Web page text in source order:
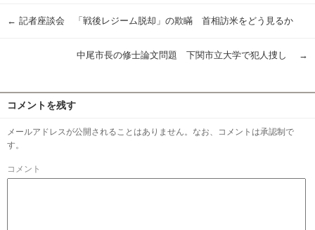
← 記者座談会 「戦後レジーム脱却」の欺瞞 首相訪米をどう見るか
中尾市長の修士論文問題 下関市立大学で犯人捜し →
コメントを残す
メールアドレスが公開されることはありません。なお、コメントは承認制で
す。
コメント